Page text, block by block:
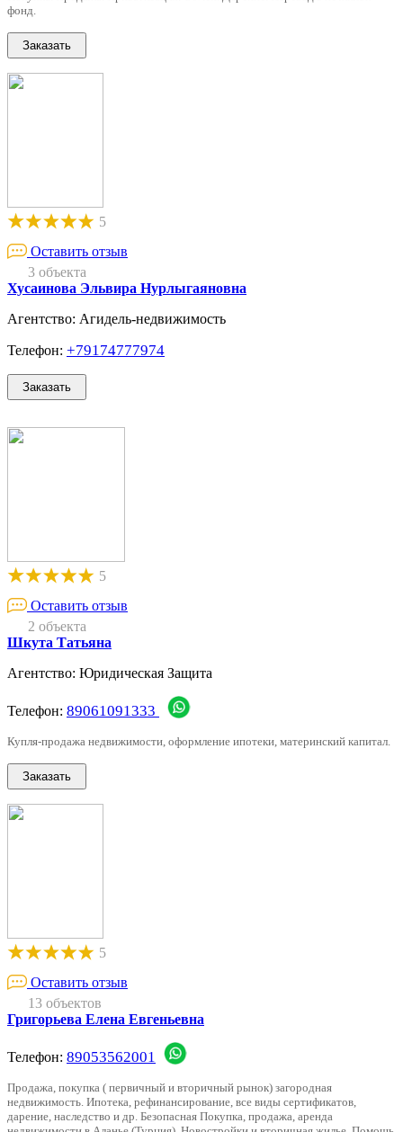
фонд.
5
Оставить отзыв
3 объекта
Хусаинова Эльвира Нурлыгаяновна
Агентство: Агидель-недвижимость
Телефон: +79174777974
5
Оставить отзыв
2 объекта
Шкута Татьяна
Агентство: Юридическая Защита
Телефон: 89061091333
Купля-продажа недвижимости, оформление ипотеки, материнский капитал.
5
Оставить отзыв
13 объектов
Григорьева Елена Евгеньевна
Телефон: 89053562001
Продажа, покупка ( первичный и вторичный рынок) загородная
недвижимость. Ипотека, рефинансирование, все виды сертификатов,
дарение, наследство и др. Безопасная Покупка, продажа, аренда